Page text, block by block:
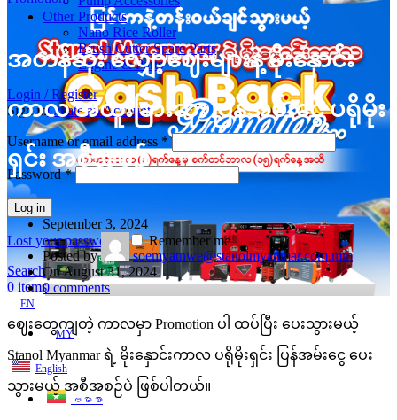
Other Products
Nano Rice Roller
Brush Cutter Spare Parts
Engine & Parts
Login / Register
Sign inCreate an Account
Username or email address *
Password*
Log in
Lost your password?
Remember me
Search
0 items
EN
MY
English
ဗမာစာ
အတန်ဆုံး လျှော့ဈေးများနဲ့ မိုးနှောင်း
ကာလ အထူးခြားဆုံး ပြန်အမ်းငွေ ပရိုမိုး
ရှင်း အစီအစဉ်
September 3, 2024
Posted by
soemyatnwe@stanolmyanmar.com.mm
On August 31, 2024
0 comments
ဈေးတွေကျတဲ့ ကာလမှာ Promotion ပါ ထပ်ပြီး ပေးသွားမယ့်
Stanol Myanmar ရဲ့ မိုးနှောင်းကာလ ပရိုမိုးရှင်း ပြန်အမ်းငွေ ပေး
သွားမယ့် အစီအစဉ်ပဲ ဖြစ်ပါတယ်။